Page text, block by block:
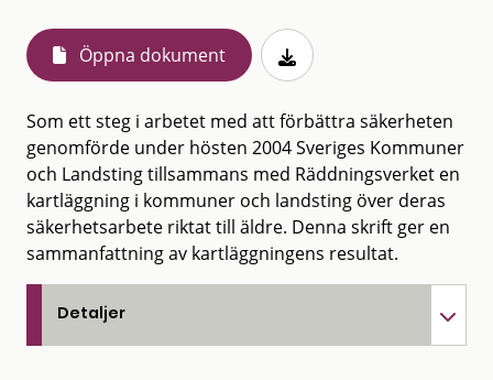
Öppna dokument
Som ett steg i arbetet med att förbättra säkerheten
genomförde under hösten 2004 Sveriges Kommuner
och Landsting tillsammans med Räddningsverket en
kartläggning i kommuner och landsting över deras
säkerhetsarbete riktat till äldre. Denna skrift ger en
sammanfattning av kartläggningens resultat.
Detaljer